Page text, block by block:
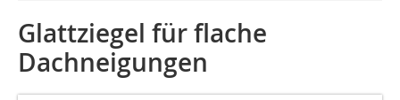
Glattziegel für flache
Dachneigungen